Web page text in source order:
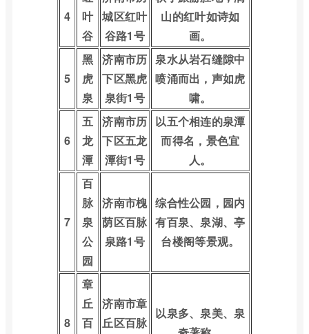
4
叶
谷
城区红叶
谷路1号
山的红叶如诗如
画。
5
黑
虎
泉
济南市历
下区黑虎
泉街1号
泉水从岩石缝隙中
喷涌而出，声如虎
啸。
6
五
龙
潭
济南市历
下区五龙
潭街1号
以五个相连的泉潭
而得名，景色宜
人。
7
百
脉
泉
公
园
济南市槐
荫区百脉
泉路1号
综合性公园，园内
有百泉、泉湖、亭
台楼阁等景观。
8
章
丘
百
济南市章
丘区百脉
以泉多、泉美、泉